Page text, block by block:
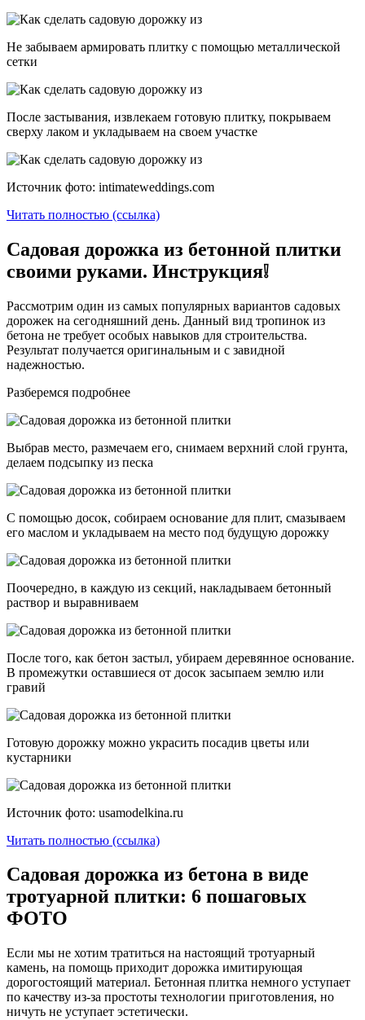
Не забываем армировать плитку с помощью металлической
сетки
После застывания, извлекаем готовую плитку, покрываем
сверху лаком и укладываем на своем участке
Источник фото: intimateweddings.com
Читать полностью (ссылка)
Садовая дорожка из бетонной плитки
своими руками. Инструкция❕
Рассмотрим один из самых популярных вариантов садовых
дорожек на сегодняшний день. Данный вид тропинок из
бетона не требует особых навыков для строительства.
Результат получается оригинальным и с завидной
надежностью.
Разберемся подробнее
Выбрав место, размечаем его, снимаем верхний слой грунта,
делаем подсыпку из песка
С помощью досок, собираем основание для плит, смазываем
его маслом и укладываем на место под будущую дорожку
Поочередно, в каждую из секций, накладываем бетонный
раствор и выравниваем
После того, как бетон застыл, убираем деревянное основание.
В промежутки оставшиеся от досок засыпаем землю или
гравий
Готовую дорожку можно украсить посадив цветы или
кустарники
Источник фото: usamodelkina.ru
Читать полностью (ссылка)
Садовая дорожка из бетона в виде
тротуарной плитки: 6 пошаговых
ФОТО
Если мы не хотим тратиться на настоящий тротуарный
камень, на помощь приходит дорожка имитирующая
дорогостоящий материал. Бетонная плитка немного уступает
по качеству из-за простоты технологии приготовления, но
ничуть не уступает эстетически.